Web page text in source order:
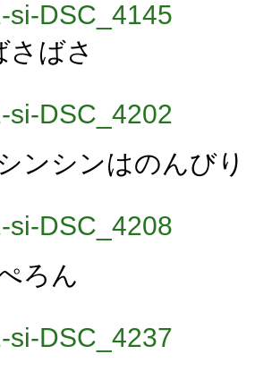
さばさ
ンシンはのんびり
ろん